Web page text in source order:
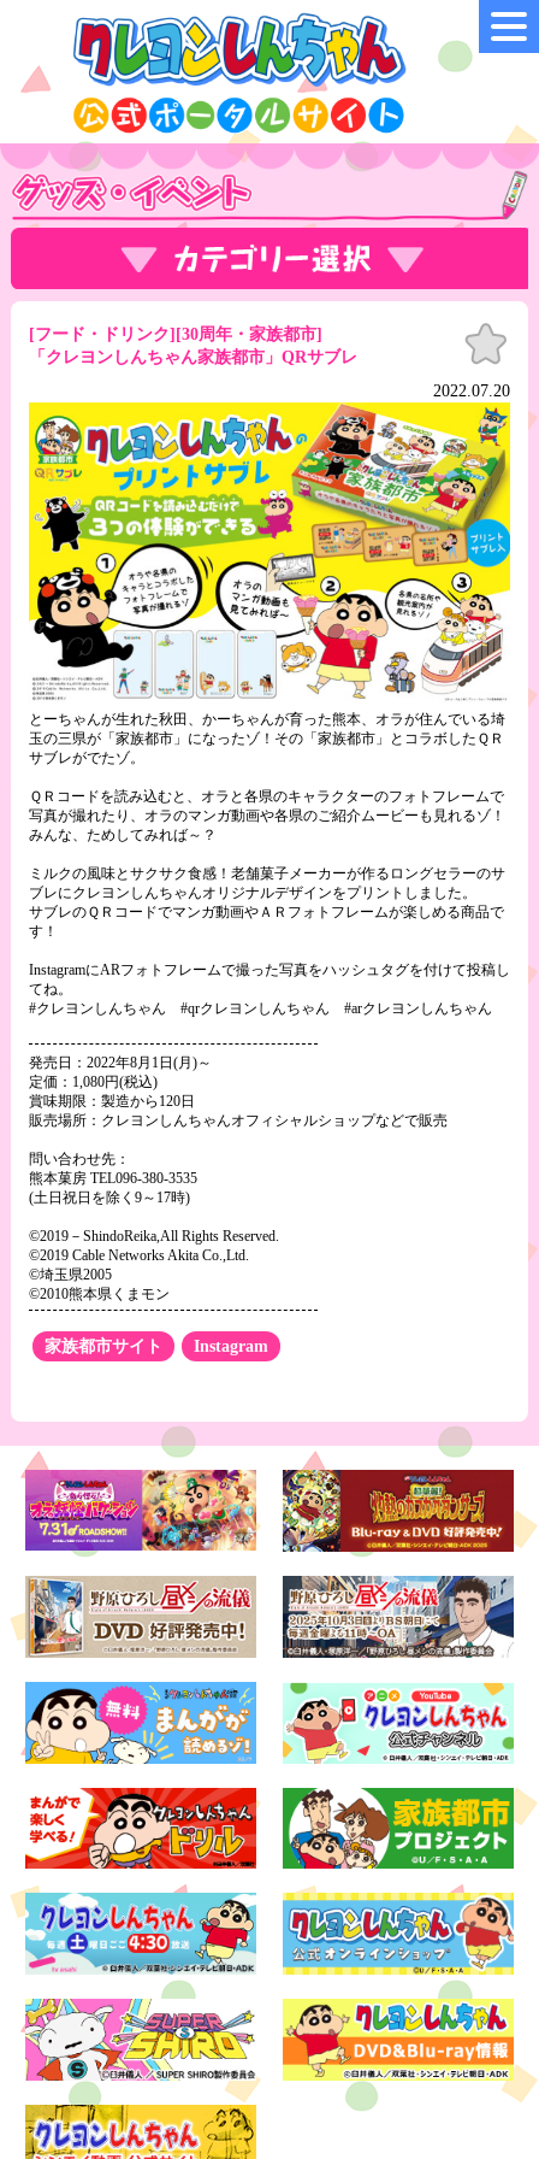
[フード・ドリンク][30周年・家族都市]
「クレヨンしんちゃん家族都市」QRサブレ
お気
に入
2022.07.20
とーちゃんが生れた秋田、かーちゃんが育った熊本、オラが住んでいる埼
玉の三県が「家族都市」になったゾ！その「家族都市」とコラボしたＱＲ
サブレがでたゾ。
ＱＲコードを読み込むと、オラと各県のキャラクターのフォトフレームで
写真が撮れたり、オラのマンガ動画や各県のご紹介ムービーも見れるゾ！
みんな、ためしてみれば～？
ミルクの風味とサクサク食感！老舗菓子メーカーが作るロングセラーのサ
ブレにクレヨンしんちゃんオリジナルデザインをプリントしました。
サブレのＱＲコードでマンガ動画やＡＲフォトフレームが楽しめる商品で
す！
InstagramにARフォトフレームで撮った写真をハッシュタグを付けて投稿し
てね。
#クレヨンしんちゃん #qrクレヨンしんちゃん #arクレヨンしんちゃん
発売日：2022年8月1日(月)～
定価：1,080円(税込)
賞味期限：製造から120日
販売場所：クレヨンしんちゃんオフィシャルショップなどで販売
問い合わせ先：
熊本菓房 TEL096-380-3535
(土日祝日を除く9～17時)
©2019－ShindoReika,All Rights Reserved.
©2019 Cable Networks Akita Co.,Ltd.
©埼玉県2005
©2010熊本県くまモン
家族都市サイト Instagram